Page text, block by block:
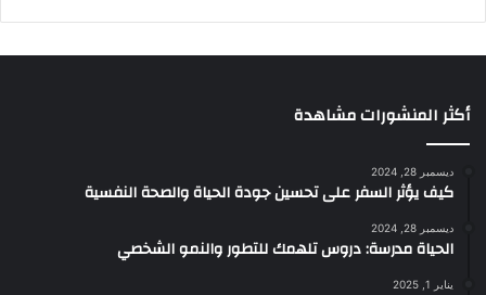
أكثر المنشورات مشاهدة
ديسمبر 28, 2024
كيف يؤثر السفر على تحسين جودة الحياة والصحة النفسية
ديسمبر 28, 2024
الحياة مدرسة: دروس تلهمك للتطور والنمو الشخصي
يناير 1, 2025